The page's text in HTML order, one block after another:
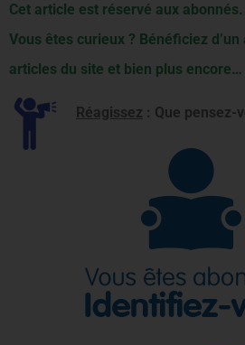
Cet article est réservé aux abonnés.
Vous êtes curieux ? Bénéficiez
articles du site et bien plus
Réagissez : Que pensez-